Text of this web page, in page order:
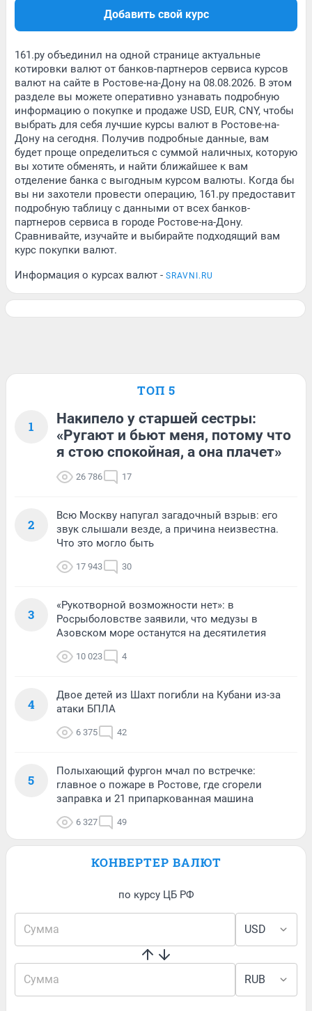
Добавить свой курс
161.ру объединил на одной странице актуальные
котировки валют от банков-партнеров сервиса курсов
валют на сайте в Ростове-на-Дону на 08.08.2026. В этом
разделе вы можете оперативно узнавать подробную
информацию о покупке и продаже USD, EUR, CNY, чтобы
выбрать для себя лучшие курсы валют в Ростове-на-
Дону на сегодня. Получив подробные данные, вам
будет проще определиться с суммой наличных, которую
вы хотите обменять, и найти ближайшее к вам
отделение банка с выгодным курсом валюты. Когда бы
вы ни захотели провести операцию, 161.ру предоставит
подробную таблицу с данными от всех банков-
партнеров сервиса в городе Ростове-на-Дону.
Сравнивайте, изучайте и выбирайте подходящий вам
курс покупки валют.
Информация о курсах валют - SRAVNI.RU
ТОП 5
1
Накипело у старшей сестры:
«Ругают и бьют меня, потому что
я стою спокойная, а она плачет»
26 786 17
2
Всю Москву напугал загадочный взрыв: его
звук слышали везде, а причина неизвестна.
Что это могло быть
17 943 30
3
«Рукотворной возможности нет»: в
Росрыболовстве заявили, что медузы в
Азовском море останутся на десятилетия
10 023 4
4
Двое детей из Шахт погибли на Кубани из-за
атаки БПЛА
6 375 42
5
Полыхающий фургон мчал по встречке:
главное о пожаре в Ростове, где сгорели
заправка и 21 припаркованная машина
6 327 49
КОНВЕРТЕР ВАЛЮТ
по курсу ЦБ РФ